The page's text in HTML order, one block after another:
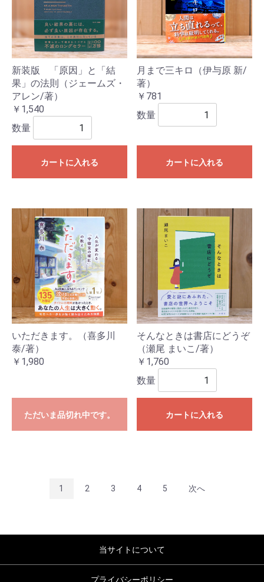
新装版 「原因」と「結
果」の法則（ジェームズ・
アレン/著）
￥1,540
数量
カートに入れる
月まで三キロ（伊与原 新/
著）
￥781
数量
カートに入れる
いただきます。（喜多川
泰/著）
￥1,980
ただいま品切れ中です。
そんなときは書店にどうぞ
（瀬尾 まいこ/著）
￥1,760
数量
カートに入れる
1 2 3 4 5 次へ
当サイトについて
プライバシーポリシー